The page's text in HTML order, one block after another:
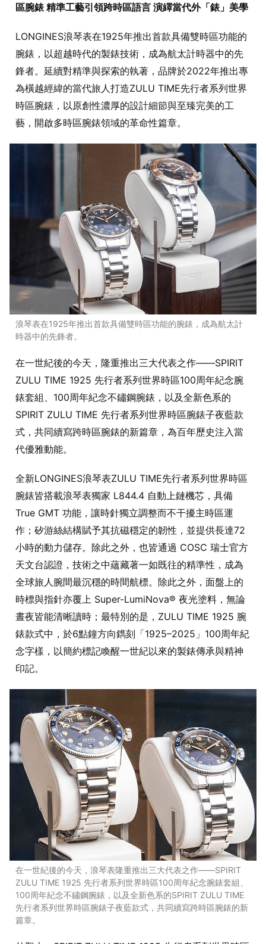
區腕錶 精準工藝引領跨時區語言 演繹當代外「錶」美學
LONGINES浪琴表在1925年推出首款具備雙時區功能的
腕錶，以超越時代的製錶技術，成為航太計時器中的先
鋒者。延續對精準與探索的執著，品牌於2022年推出專
為橫越經緯的當代旅人打造ZULU TIME先行者系列世界
時區腕錶，以原創性濃厚的設計細節與至臻完美的工
藝，開啟多時區腕錶領域的革命性篇章。
浪琴表在1925年推出首款具備雙時區功能的腕錶，成為航太計
時器中的先鋒者。
在一世紀後的今天，隆重推出三大代表之作——SPIRIT
ZULU TIME 1925 先行者系列世界時區100周年紀念腕
錶套組、100周年紀念不鏽鋼腕錶，以及全新色系的
SPIRIT ZULU TIME 先行者系列世界時區腕錶子夜藍款
式，共同續寫跨時區腕錶的新篇章，為百年歷史注入當
代優雅動能。
全新LONGINES浪琴表ZULU TIME先行者系列世界時區
腕錶皆搭載浪琴表獨家 L844.4 自動上鏈機芯，具備
True GMT 功能，讓時針獨立調整而不干擾主時區運
作；矽游絲結構賦予其抗磁穩定的韌性，並提供長達72
小時的動力儲存。除此之外，也皆通過 COSC 瑞士官方
天文台認證，技術之中蘊藏著一如既往的精準性，成為
全球旅人腕間最沉穩的時間航標。除此之外，面盤上的
時標與指針亦覆上 Super-LumiNova® 夜光塗料，無論
晝夜皆能清晰讀時；最特別的是，ZULU TIME 1925 腕
錶款式中，於6點鐘方向鐫刻「1925–2025」100周年紀
念字樣，以簡約標記喚醒一世紀以來的製錶傳承與精神
印記。
在一世紀後的今天，浪琴表隆重推出三大代表之作——SPIRIT
ZULU TIME 1925 先行者系列世界時區100周年紀念腕錶套組、
100周年紀念不鏽鋼腕錶，以及全新色系的SPIRIT ZULU TIME
先行者系列世界時區腕錶子夜藍款式，共同續寫跨時區腕錶的新
篇章。